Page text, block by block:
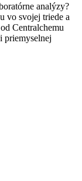
analýzy?
vo svojej triede a
Centralchemu
priemyselnej